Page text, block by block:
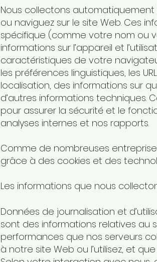
Nous collectons automatiquement
ou naviguez sur le site Web. Ces
spécifique (comme votre nom ou
informations sur l’appareil et
caractéristiques de votre
les préférences linguistiques, les
localisation, des informations sur
d’autres informations techniques.
pour assurer la sécurité et le
analyses internes et nos rapports.
Comme de nombreuses
grâce à des cookies et des
Les informations que nous
Données de journalisation et
sont des informations relatives au
performances que nos serveurs
à notre site Web ou l’utilisez, et